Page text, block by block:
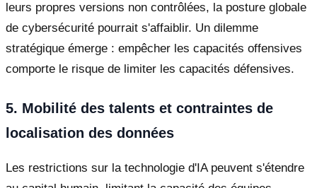
leurs propres versions non contrôlées, la posture globale
de cybersécurité pourrait s'affaiblir. Un dilemme
stratégique émerge : empêcher les capacités offensives
comporte le risque de limiter les capacités défensives.
5. Mobilité des talents et contraintes de
localisation des données
Les restrictions sur la technologie d'IA peuvent s'étendre